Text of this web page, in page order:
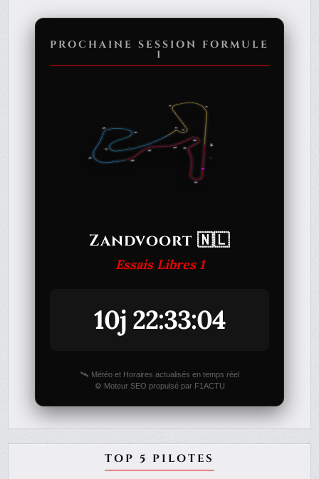
PROCHAINE SESSION FORMULE
1
Zandvoort 🇳🇱
Essais Libres 1
10j 22:33:04
🛰️ Météo et Horaires actualisés en temps réel
⚙️ Moteur SEO propulsé par F1ACTU
TOP 5 PILOTES